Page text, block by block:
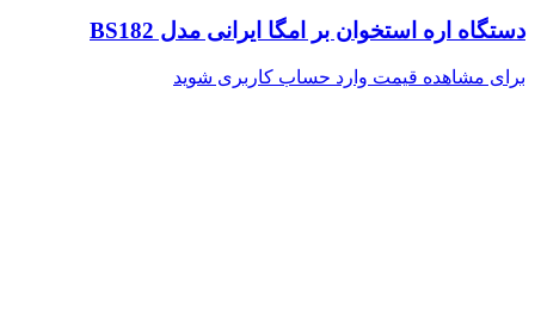
دستگاه اره استخوان بر امگا ایرانی مدل BS182
برای مشاهده قیمت وارد حساب کاربری شوید